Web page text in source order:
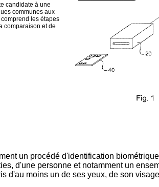
candidate à une
communes aux
les étapes
comparaison et de
un procédé d'identification
d'une personne et notamment un
d'au moins un de ses yeux, de son